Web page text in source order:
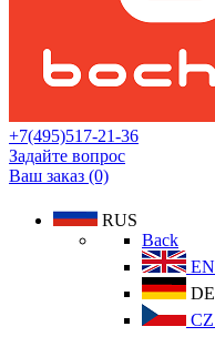
+7(495)517-21-36
Задайте вопрос
Ваш заказ (0)
RUS
Back
EN
DE
CZ